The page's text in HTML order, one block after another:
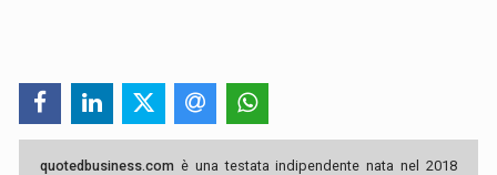
quotedbusiness.com è una testata indipendente nata nel 2018